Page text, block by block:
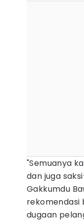
"Semuanya
dan juga
Gakkumdu
rekomendasi
dugaan